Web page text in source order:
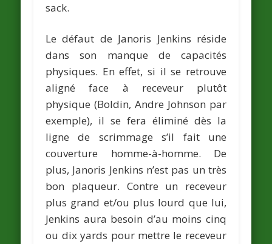
sack.
Le défaut de Janoris Jenkins réside
dans son manque de capacités
physiques. En effet, si il se retrouve
aligné face à receveur plutôt
physique (Boldin, Andre Johnson par
exemple), il se fera éliminé dès la
ligne de scrimmage s’il fait une
couverture homme-à-homme. De
plus, Janoris Jenkins n’est pas un très
bon plaqueur. Contre un receveur
plus grand et/ou plus lourd que lui,
Jenkins aura besoin d’au moins cinq
ou dix yards pour mettre le receveur